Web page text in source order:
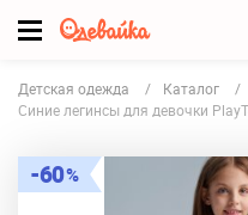
Детская одежда Каталог
Синие легинсы для девочки
60